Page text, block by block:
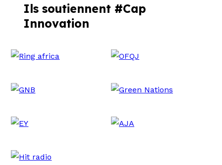
Ils soutiennent #Cap
Innovation